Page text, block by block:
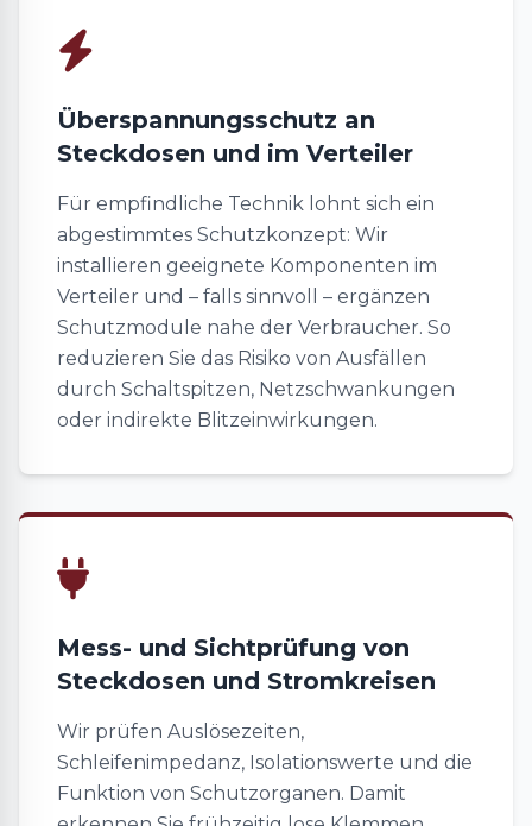
Überspannungsschutz an
Steckdosen und im Verteiler
Für empfindliche Technik lohnt sich ein
abgestimmtes Schutzkonzept: Wir
installieren geeignete Komponenten im
Verteiler und – falls sinnvoll – ergänzen
Schutzmodule nahe der Verbraucher. So
reduzieren Sie das Risiko von Ausfällen
durch Schaltspitzen, Netzschwankungen
oder indirekte Blitzeinwirkungen.
Mess- und Sichtprüfung von
Steckdosen und Stromkreisen
Wir prüfen Auslösezeiten,
Schleifenimpedanz, Isolationswerte und die
Funktion von Schutzorganen. Damit